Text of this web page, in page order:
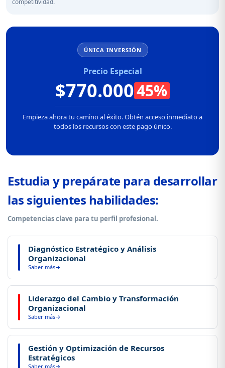
competitividad.
ÚNICA INVERSIÓN
Precio Especial
$770.00045%
Empieza ahora tu camino al éxito. Obtén acceso inmediato a
todos los recursos con este pago único.
Estudia y prepárate para desarrollar
las siguientes habilidades:
Competencias clave para tu perfil profesional.
Diagnóstico Estratégico y Análisis
Organizacional
Saber más
Evaluar la situación actual de una organización, identificando
fortalezas, debilidades, oportunidades y amenazas para
apoyar la toma de decisiones estratégicas.
Liderazgo del Cambio y Transformación
Organizacional
Saber más
Liderar procesos de transformación, facilitando la adaptación
de las personas y los procesos a nuevos retos y entornos
competitivos.
Gestión y Optimización de Recursos
Estratégicos
Saber más